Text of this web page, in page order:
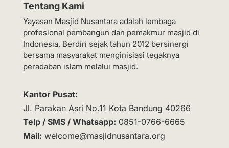
Tentang Kami
Yayasan Masjid Nusantara adalah lembaga
profesional pembangun dan pemakmur masjid di
Indonesia. Berdiri sejak tahun 2012 bersinergi
bersama masyarakat menginisiasi tegaknya
peradaban islam melalui masjid.
Kantor Pusat:
Jl. Parakan Asri No.11 Kota Bandung 40266
Telp / SMS / Whatsapp: 0851-0766-6665
Mail: welcome@masjidnusantara.org